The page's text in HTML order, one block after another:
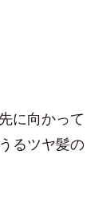
に向かって
るツヤ髪の